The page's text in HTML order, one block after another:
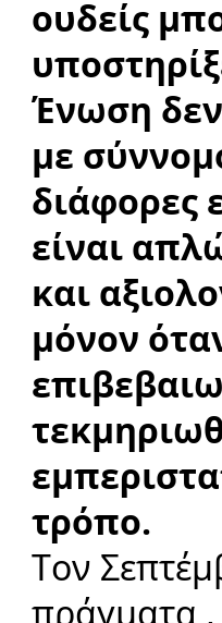
ουδείς
Ένωση δεν
με
διάφορες
είναι
και
μόνον
τρόπο.
Τον
πράγματα